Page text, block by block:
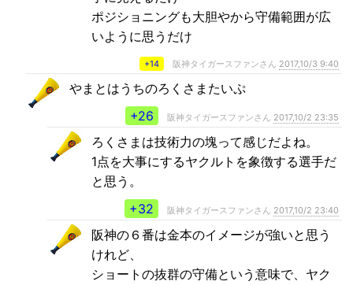
ポジショニングも大胆やから守備範囲が広
いように思うだけ
+14 阪神タイガースファンさん 2017,10/3 9:40
やまとはうちのろくさまたいぷ
+26
阪神タイガースファンさん 2017,10/2 23:35
ろくさまは技術力の塊って感じだよね。
1点を大事にするヤクルトを象徴する選手だ
と思う。
+32
阪神タイガースファンさん 2017,10/2 23:40
阪神の６番は金本のイメージが強いと思う
けれど、
ショートの抜群の守備という意味で、ヤク